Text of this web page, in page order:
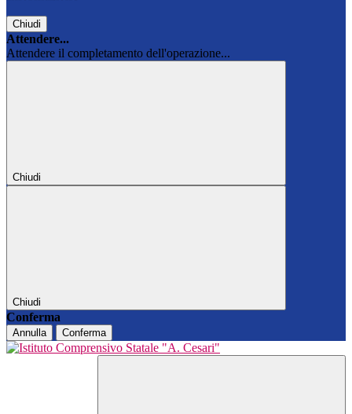
Chiudi
Attendere...
Attendere il completamento dell'operazione...
Chiudi
Chiudi
Conferma
Annulla Conferma